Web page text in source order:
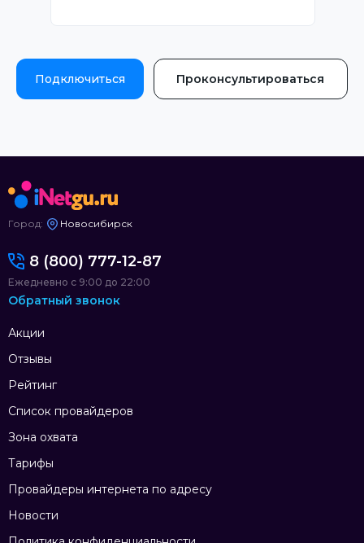
Подключиться Проконсультироваться
Город: Новосибирск
Акции
Отзывы
Рейтинг
Список провайдеров
Зона охвата
Тарифы
Провайдеры интернета по адресу
Новости
8 (800) 777-12-87
Ежедневно с 9:00 до 22:00
Обратный звонок